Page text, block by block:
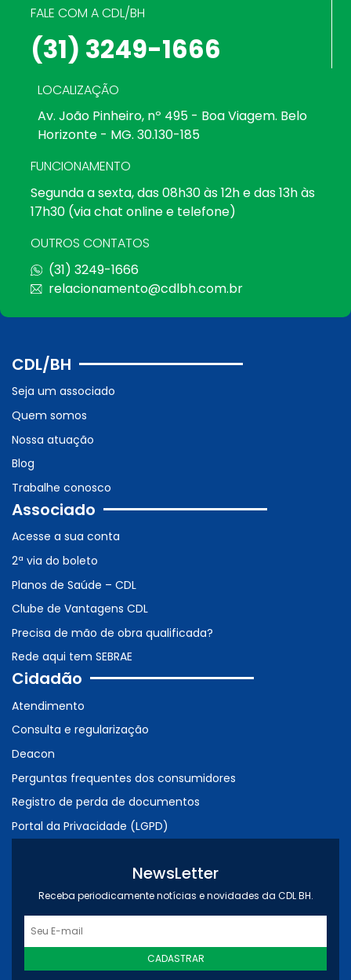
FALE COM A CDL/BH
(31) 3249-1666
LOCALIZAÇÃO
Av. João Pinheiro, nº 495 - Boa Viagem. Belo
Horizonte - MG. 30.130-185
FUNCIONAMENTO
Segunda a sexta, das 08h30 às 12h e das 13h às
17h30 (via chat online e telefone)
OUTROS CONTATOS
(31) 3249-1666
relacionamento@cdlbh.com.br
CDL/BH
Seja um associado
Quem somos
Nossa atuação
Blog
Trabalhe conosco
Associado
Acesse a sua conta
2ª via do boleto
Planos de Saúde – CDL
Clube de Vantagens CDL
Precisa de mão de obra qualificada?
Rede aqui tem SEBRAE
Cidadão
Atendimento
Consulta e regularização
Deacon
Perguntas frequentes dos consumidores
Registro de perda de documentos
Portal da Privacidade (LGPD)
NewsLetter
Receba periodicamente notícias e novidades da CDL BH.
CADASTRAR